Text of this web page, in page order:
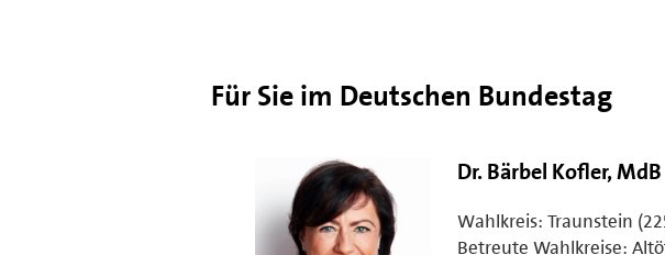
Für Sie im Deutschen Bundestag
Dr. Bärbel Kofler, MdB
Wahlkreis: Traunstein
Betreute Wahlkreise: